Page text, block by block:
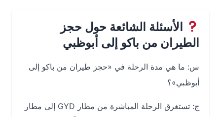
الأسئلة الشائعة حول حجز
الطيران من باكو إلى أبوظبي
س: ما هي مدة الرحلة في «حجز طيران من باكو إلى
أبوظبي»؟
ج: تستغرق الرحلة المباشرة من مطار GYD إلى مطار